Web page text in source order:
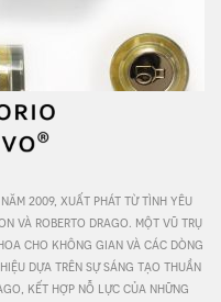
2009, xuất phát từ tình yêu
và roberto drago. một vũ trụ
cho không gian và các dòng
dựa trên sự sáng tạo thuần
kết hợp nỗ lực của những